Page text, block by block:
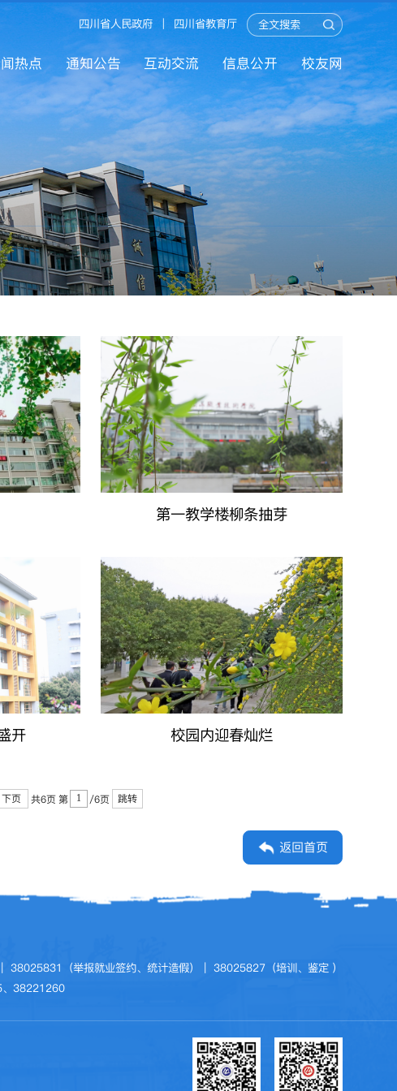
四川省人民政府 四川省教育厅
热点 通知公告 互动交流 信息公开 校友网
第一教学楼柳条抽芽
开 校园内迎春灿烂
下页 共6页第 /6页 跳转
返回首页
（举报就业签约、统计造假）｜ 38025827（培训、鉴定 ）
38221260